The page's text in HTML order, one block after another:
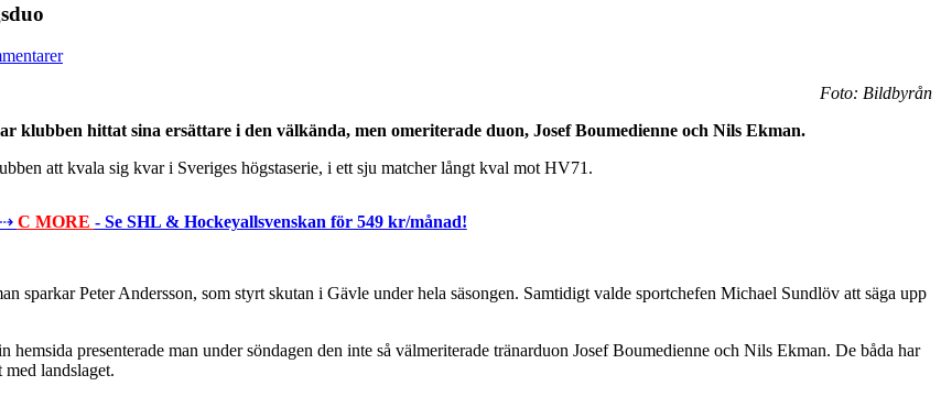
Foto: Bildbyrån
klubben hittat sina ersättare i den välkända, men omeriterade duon, Josef Boumedienne och Nils Ekman.
att kvala sig kvar i Sveriges högstaserie, i ett sju matcher långt kval mot HV71.
⇢ C MORE - Se SHL & Hockeyallsvenskan för 549 kr/månad!
sparkar Peter Andersson, som styrt skutan i Gävle under hela säsongen. Samtidigt valde sportchefen Michael Sundlöv att säga upp
presenterade man under söndagen den inte så välmeriterade tränarduon Josef Boumedienne och Nils Ekman. De båda har
landslaget.